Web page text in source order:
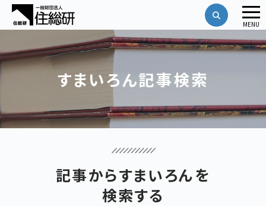
すまいろん記事検索
記事からすまいろんを
検索する
メ
ニ
ュ
MENU